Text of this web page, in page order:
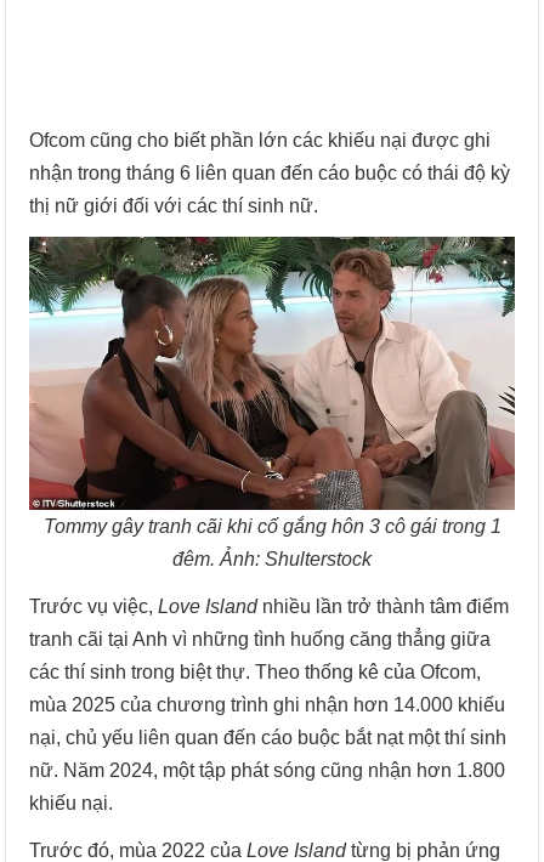
Ofcom cũng cho biết phần lớn các khiếu nại được ghi
nhận trong tháng 6 liên quan đến cáo buộc có thái độ kỳ
thị nữ giới đối với các thí sinh nữ.
Tommy gây tranh cãi khi cố gắng hôn 3 cô gái trong 1
đêm. Ảnh: Shulterstock
Trước vụ việc,Love Islandnhiều lần trở thành tâm điểm
tranh cãi tại Anh vì những tình huống căng thẳng giữa
các thí sinh trong biệt thự. Theo thống kê của Ofcom,
mùa 2025 của chương trình ghi nhận hơn 14.000 khiếu
nại, chủ yếu liên quan đến cáo buộc bắt nạt một thí sinh
nữ. Năm 2024, một tập phát sóng cũng nhận hơn 1.800
khiếu nại.
Trước đó, mùa 2022 củaLove Islandtừng bị phản ứng